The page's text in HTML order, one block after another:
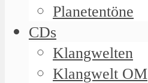
Planetentöne
CDs
Klangwelten
Klangwelt OM